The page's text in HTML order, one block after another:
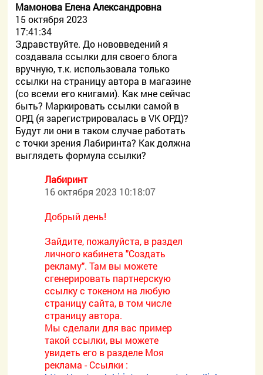
Мамонова Елена Александровна
15 октября 2023
17:41:34
Здравствуйте. До нововведений я
создавала ссылки для своего блога
вручную, т.к. использовала только
ссылки на страницу автора в магазине
(со всеми его книгами). Как мне сейчас
быть? Маркировать ссылки самой в
ОРД (я зарегистрировалась в VK ОРД)?
Будут ли они в таком случае работать
с точки зрения Лабиринта? Как должна
выглядеть формула ссылки?
Лабиринт
16 октября 2023 10:18:07
Добрый день!
Зайдите, пожалуйста, в раздел
личного кабинета "Создать
рекламу". Там вы можете
сгенерировать партнерскую
ссылку с токеном на любую
страницу сайта, в том числе
страницу автора.
Мы сделали для вас пример
такой ссылки, вы можете
увидеть его в разделе Моя
реклама - Ссылки :